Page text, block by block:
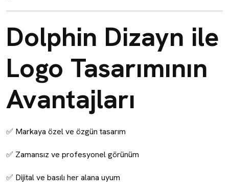
Dolphin Dizayn ile
Logo Tasarımının
Avantajları
✅ Markaya özel ve özgün tasarım
✅ Zamansız ve profesyonel görünüm
✅ Dijital ve basılı her alana uyum